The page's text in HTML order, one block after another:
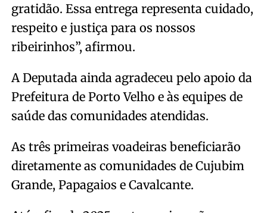
gratidão. Essa entrega representa cuidado,
respeito e justiça para os nossos
ribeirinhos”, afirmou.
A Deputada ainda agradeceu pelo apoio da
Prefeitura de Porto Velho e às equipes de
saúde das comunidades atendidas.
As três primeiras voadeiras beneficiarão
diretamente as comunidades de Cujubim
Grande, Papagaios e Cavalcante.